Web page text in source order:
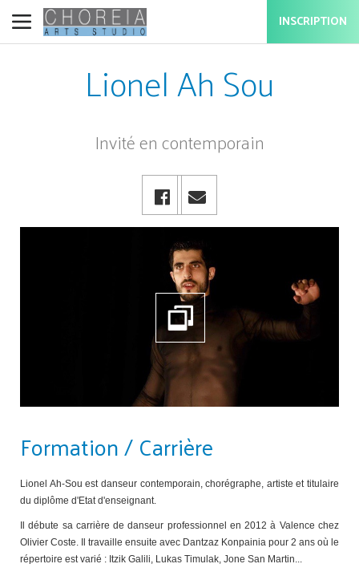
INSCRIPTION
Lionel Ah Sou
Invité en contemporain
Formation / Carrière
Lionel Ah-Sou est danseur contemporain, chorégraphe, artiste et titulaire
du diplôme d'Etat d'enseignant.
Il débute sa carrière de danseur professionnel en 2012 à Valence chez
Olivier Coste. Il travaille ensuite avec Dantzaz Konpainia pour 2 ans où le
répertoire est varié : Itzik Galili, Lukas Timulak, Jone San Martin...